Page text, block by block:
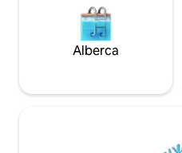
Alberca